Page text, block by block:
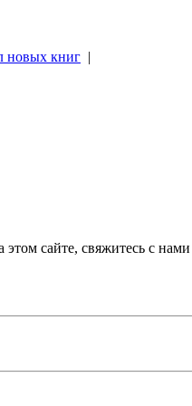
новых книг |
сайте, свяжитесь с